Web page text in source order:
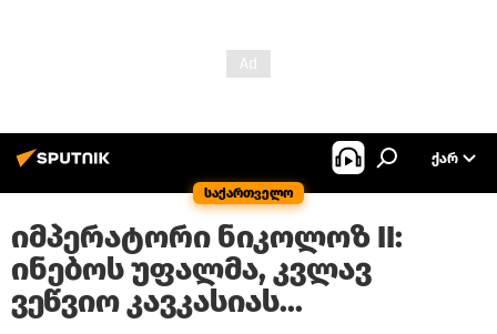
საქართველო
ᲥᲐᲠ
იმპერატორი ნიკოლოზ II:
ინებოს უფალმა, კვლავ
ვეწვიო კავკასიას...